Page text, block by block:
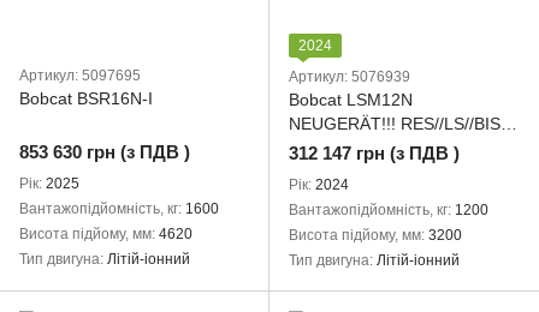
Артикул: 5097695
Bobcat BSR16N-I
853 630 грн (з ПДВ )
Рік 2025
Вантажопідйомність, кг 1600
Висота підйому, мм 4620
Тип двигуна Літій-іонний
2024
Артикул: 5076939
Bobcat LSM12N
NEUGERÄT!!! RES//LS//BIS
04.03.2026
312 147 грн (з ПДВ )
Рік 2024
Вантажопідйомність, кг 1200
Висота підйому, мм 3200
Тип двигуна Літій-іонний